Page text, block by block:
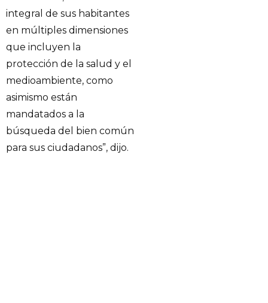
integral de sus habitantes
en múltiples dimensiones
que incluyen la
protección de la salud y el
medioambiente, como
asimismo están
mandatados a la
búsqueda del bien común
para sus ciudadanos”, dijo.